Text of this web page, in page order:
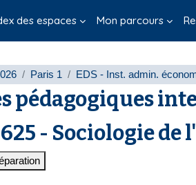
des espaces Mon parcours
Paris 1 EDS - Inst. admin.
pédagogiques
- Sociologie